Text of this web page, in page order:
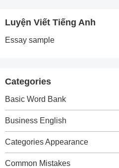
Luyện Viết Tiếng Anh
Essay sample
Categories
Basic Word Bank
Business English
Categories Appearance
Common Mistakes